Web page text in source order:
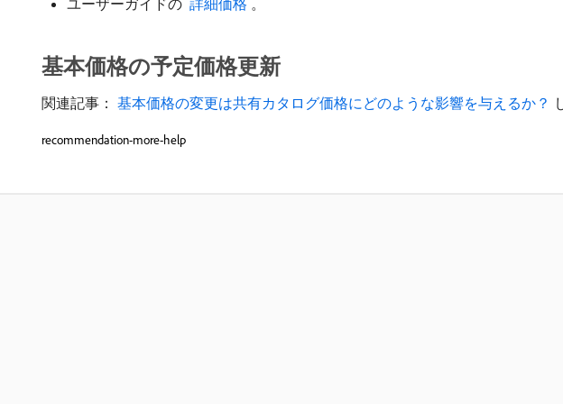
ユーザーガイドの ​ 詳細価格 ​ 。
基本価格の予定価格更新
関連記事： ​ 基本価格の変更は共有カタログ価格にどのような影響を与えるか？
recommendation-more-help